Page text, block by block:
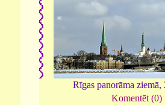
Rīgas panorāma ziemā,
Komentēt (0)